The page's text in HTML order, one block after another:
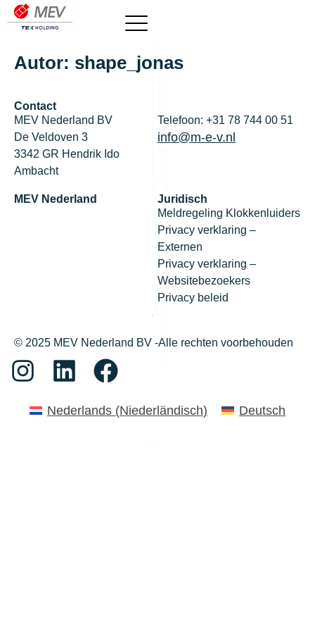
Autor: shape_jonas
Contact
MEV Nederland BV
De Veldoven 3
3342 GR Hendrik Ido
Ambacht
Telefoon: +31 78 744 00 51
info@m-e-v.nl
MEV Nederland
Juridisch
Meldregeling Klokkenluiders
Privacy verklaring –
Externen
Privacy verklaring –
Websitebezoekers
Privacy beleid
© 2025 MEV Nederland BV -Alle rechten voorbehouden
Nederlands (Niederländisch) Deutsch